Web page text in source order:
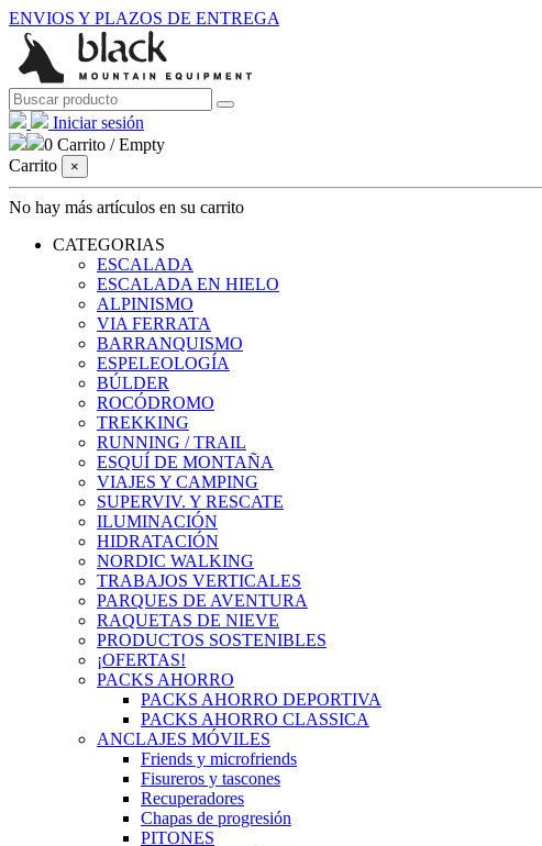
ENVIOS Y PLAZOS DE ENTREGA
Iniciar sesión
0 Carrito /Empty
Carrito
×
No hay más artículos en su carrito
CATEGORIAS
ESCALADA
ESCALADA EN HIELO
ALPINISMO
VIA FERRATA
BARRANQUISMO
ESPELEOLOGÍA
BÚLDER
ROCÓDROMO
TREKKING
RUNNING / TRAIL
ESQUÍ DE MONTAÑA
VIAJES Y CAMPING
SUPERVIV. Y RESCATE
ILUMINACIÓN
HIDRATACIÓN
NORDIC WALKING
TRABAJOS VERTICALES
PARQUES DE AVENTURA
RAQUETAS DE NIEVE
PRODUCTOS SOSTENIBLES
¡OFERTAS!
PACKS AHORRO
PACKS AHORRO DEPORTIVA
PACKS AHORRO CLASSICA
ANCLAJES MÓVILES
Friends y microfriends
Fisureros y tascones
Recuperadores
Chapas de progresión
PITONES